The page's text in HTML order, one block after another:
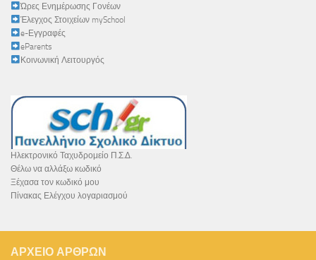
Ώρες Ενημέρωσης Γονέων
Έλεγχος Στοιχείων mySchool
e-Εγγραφές
eParents
Κοινωνική Λειτουργός
Ηλεκτρονικό Ταχυδρομείο Π.Σ.Δ.
Θέλω να αλλάξω κωδικό
Ξέχασα τον κωδικό μου
Πίνακας Ελέγχου λογαριασμού
ΑΡΧΕΊΟ ΆΡΘΡΩΝ